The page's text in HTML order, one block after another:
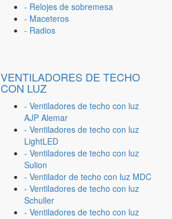
- Relojes de sobremesa
- Maceteros
- Radios
VENTILADORES DE TECHO
CON LUZ
- Ventiladores de techo con luz
AJP Alemar
- Ventiladores de techo con luz
LightLED
- Ventiladores de techo con luz
Sulion
- Ventilador de techo con luz MDC
- Ventiladores de techo con luz
Schuller
- Ventiladores de techo con luz